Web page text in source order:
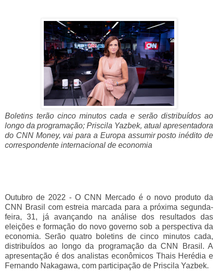
Boletins terão cinco minutos cada e serão distribuídos ao
longo da programação; Priscila Yazbek, atual apresentadora
do CNN Money, vai para a Europa assumir posto inédito de
correspondente internacional de economia
Outubro de 2022 - O CNN Mercado é o novo produto da
CNN Brasil com estreia marcada para a próxima segunda-
feira, 31, já avançando na análise dos resultados das
eleições e formação do novo governo sob a perspectiva da
economia. Serão quatro boletins de cinco minutos cada,
distribuídos ao longo da programação da CNN Brasil. A
apresentação é dos analistas econômicos Thais Herédia e
Fernando Nakagawa, com participação de Priscila Yazbek.